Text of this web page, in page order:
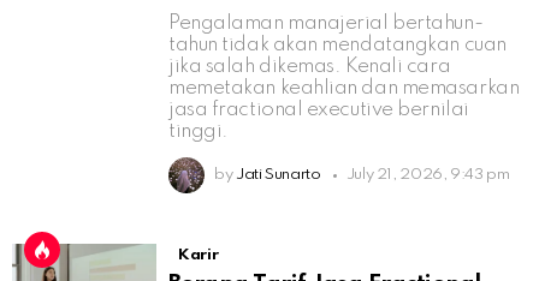
Pengalaman manajerial bertahun-
tahun tidak akan mendatangkan cuan
jika salah dikemas. Kenali cara
memetakan keahlian dan memasarkan
jasa fractional executive bernilai
tinggi.
by Jati Sunarto July 21, 2026, 9:43 pm
Karir